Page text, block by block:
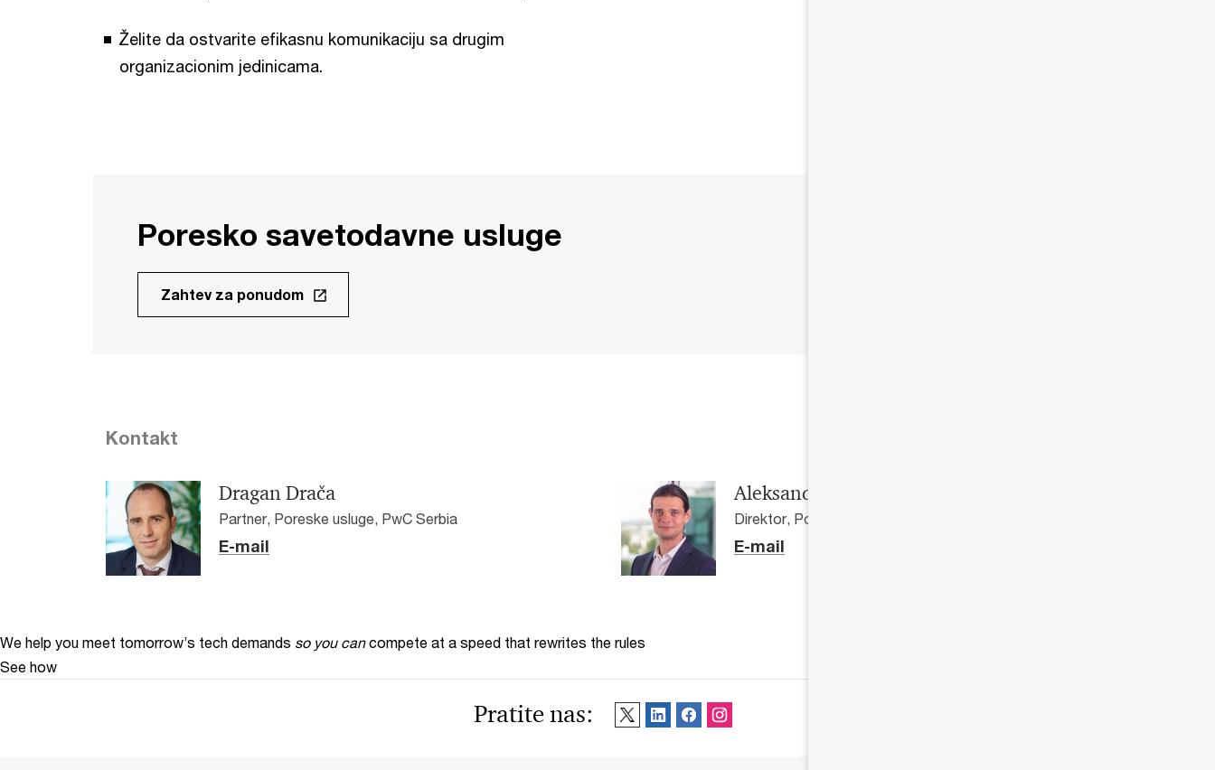
Želite da ostvarite efikasnu komunikaciju sa drugim
organizacionim jedinicama.
Poresko savetodavne usluge
Zahtev za ponudom
Kontakt
Dragan Drača
Partner, Poreske usluge, PwC Serbia
E-mail
Aleksandar Arsic
Direktor, Poreske usluge, PwC Serbia
E-mail
We help you meet tomorrow’s tech demands so you can compete at a speed that rewrites the rules
See how
Pratite nas: